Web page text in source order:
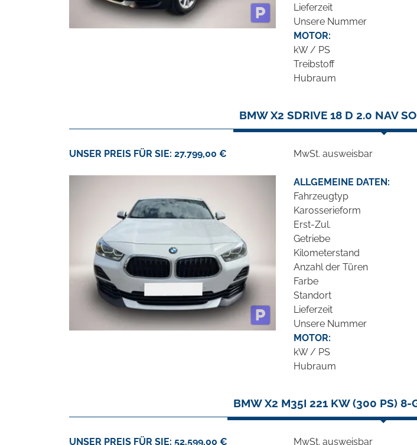
Lieferzeit
Unsere Nummer
MOTOR:
kW / PS
Treibstoff
Hubraum
BMW X2 SDRIVE 18 D 2.0 NAV
UNSER PREIS FÜR SIE: 27.799,00 € MwSt. ausweisbar
ALLGEMEINE DATEN:
Fahrzeugtyp
Karosserieform
Erst-Zul.
Getriebe
Kilometerstand
Anzahl der Türen
Farbe
Standort
Lieferzeit
Unsere Nummer
MOTOR:
kW / PS
Hubraum
BMW X2 M35I 221 KW (300 PS) 8-
UNSER PREIS FÜR SIE: 52.599,00 € MwSt. ausweisbar